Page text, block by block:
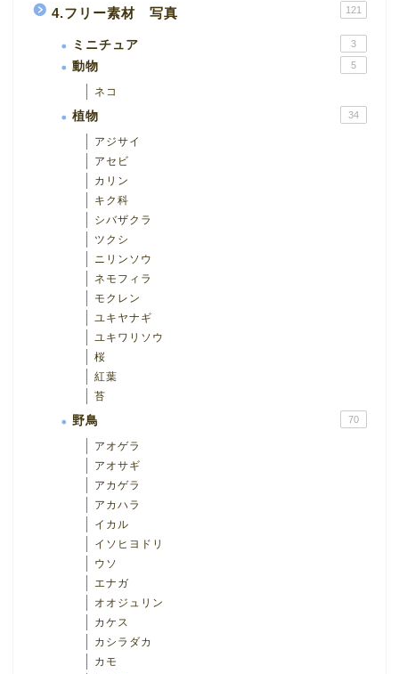
4.フリー素材 写真 121
ミニチュア 3
動物 5
ネコ
植物 34
アジサイ
アセビ
カリン
キク科
シバザクラ
ツクシ
ニリンソウ
ネモフィラ
モクレン
ユキヤナギ
ユキワリソウ
桜
紅葉
苔
野鳥 70
アオゲラ
アオサギ
アカゲラ
アカハラ
イカル
イソヒヨドリ
ウソ
エナガ
オオジュリン
カケス
カシラダカ
カモ